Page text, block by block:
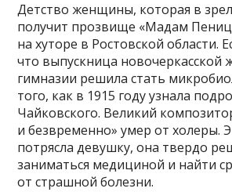
Детство женщины, которая в
получит прозвище «Мадам
на хуторе в Ростовской области.
что выпускница новочеркасской
гимназии решила стать
того, как в 1915 году узнала
Чайковского. Великий
и безвременно» умер от холеры.
потрясла девушку, она твердо
заниматься медициной и найти
от страшной болезни.